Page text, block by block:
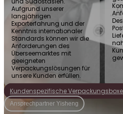
Aufgrund unserer
langjährigen
Exporterfahrung und der
Kenntnis internationaler
Standards können wir die
Anforderungen des
Überseemarktes mit
geeigneten
Verpackungslösungen für
unsere Kunden erfüllen.
Kundenspezifische
Ansprechpartner Yisheng